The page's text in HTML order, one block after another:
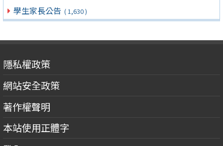
學生家長公告 ( 1,630 )
隱私權政策
網站安全政策
著作權聲明
本站使用正體字